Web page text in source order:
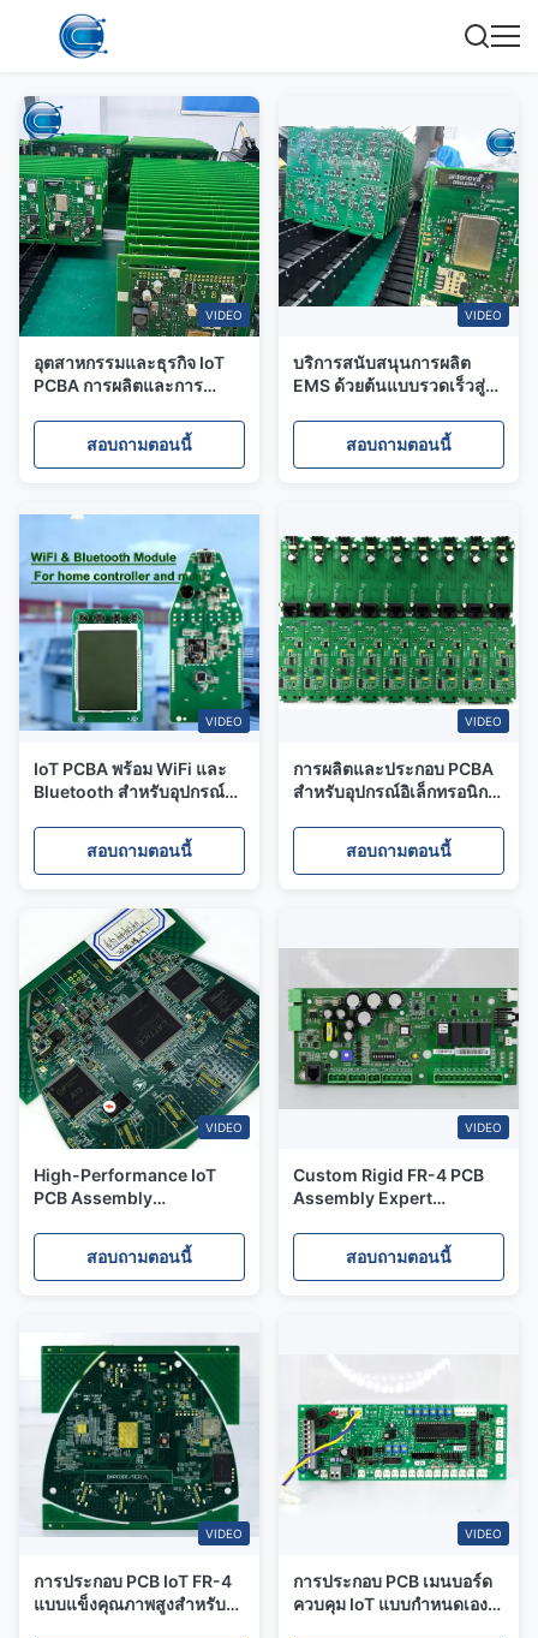
VIDEO
อุตสาหกรรมและธุรกิจ IoT
PCBA การผลิตและการ
สั่ง
สอบถามตอนนี้
VIDEO
บริการสนับสนุนการผลิต
EMS ด้วยต้นแบบรวดเร็วสู่
สอบถามตอนนี้
VIDEO
IoT PCBA พร้อม WiFi และ
Bluetooth สำหรับอุปกรณ์
PCB หลายชั้น
สอบถามตอนนี้
VIDEO
การผลิตและประกอบ PCBA
สำหรับอุปกรณ์อิเล็กทรอนิกส์
บ้านอัจฉริยะ
สอบถามตอนนี้
VIDEO
High-Performance IoT
PCB Assembly
Prototype to Mass
Productionสอบถามตอนนี้
VIDEO
Custom Rigid FR-4 PCB
Assembly Expert
Electronics for IoT
สอบถามตอนนี้
VIDEO
การประกอบ PCB IoT FR-4
แบบแข็งคุณภาพสูงสำหรับ
VIDEO
การประกอบ PCB เมนบอร์ด
ควบคุม IoT แบบกำหนดเอง